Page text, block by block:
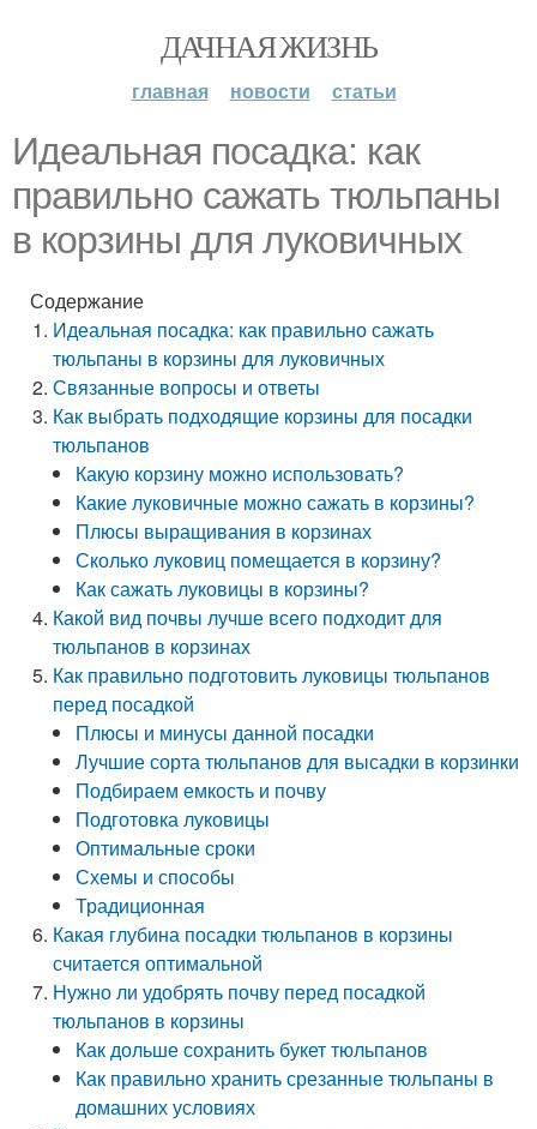
ДАЧНАЯ ЖИЗНЬ
главная новости статьи
Идеальная посадка: как
правильно сажать тюльпаны
в корзины для луковичных
Содержание
Идеальная посадка: как правильно сажать
тюльпаны в корзины для луковичных
Связанные вопросы и ответы
Как выбрать подходящие корзины для посадки
тюльпанов
Какую корзину можно использовать?
Какие луковичные можно сажать в корзины?
Плюсы выращивания в корзинах
Сколько луковиц помещается в корзину?
Как сажать луковицы в корзины?
Какой вид почвы лучше всего подходит для
тюльпанов в корзинах
Как правильно подготовить луковицы тюльпанов
перед посадкой
Плюсы и минусы данной посадки
Лучшие сорта тюльпанов для высадки в корзинки
Подбираем емкость и почву
Подготовка луковицы
Оптимальные сроки
Схемы и способы
Традиционная
Какая глубина посадки тюльпанов в корзины
считается оптимальной
Нужно ли удобрять почву перед посадкой
тюльпанов в корзины
Как дольше сохранить букет тюльпанов
Как правильно хранить срезанные тюльпаны в
домашних условиях